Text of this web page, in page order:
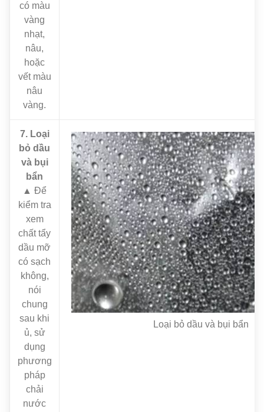
có màu
vàng
nhạt,
nâu,
hoặc
vết màu
nâu
vàng.
7. Loại
bỏ dầu
và bụi
bẩn
▲ Để
kiểm tra
xem
chất tẩy
dầu mỡ
có sạch
không,
nói
chung
sau khi
ủ, sử
dụng
phương
pháp
chải
nước
Loại bỏ dầu và bụi bẩn